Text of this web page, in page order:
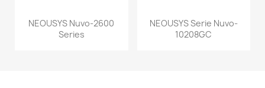
NEOUSYS Nuvo-2600
Series
NEOUSYS Serie Nuvo-
10208GC